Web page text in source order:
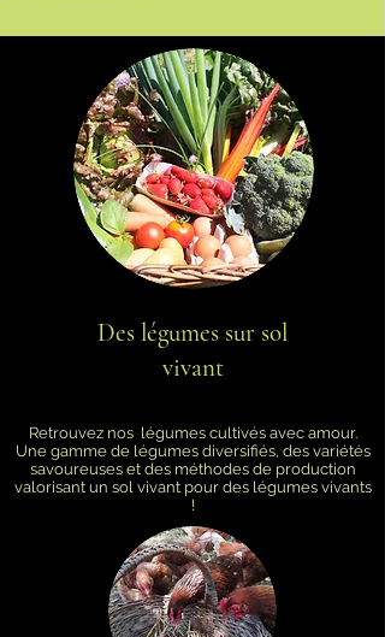
Des légumes sur sol
vivant
Retrouvez nos légumes cultivés avec amour.
Une gamme de légumes diversifiés, des variétés
savoureuses et des méthodes de production
valorisant un sol vivant pour des légumes vivants
!